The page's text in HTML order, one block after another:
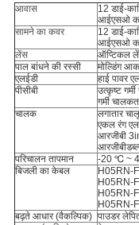
आवास
12 डाई-
आईएसओ
सामने का कवर
12 डाई-
आईएसओ
लेंस
ऑप्टिकल
पाल बांधने की रस्सी
मोल्डिंग
एलईडी
हाई पावर
पीसीबी
उत्कृष्ट
गर्मी
चालक
लगातार
एकल रंग
आरजीबी
परिचालन तापमान
-20 ℃ ~
बिजली का केबल
H05RN-
H05RN-
H05RN-
H05RN-
बढ़ते आधार (वैकल्पिक) पाउडर